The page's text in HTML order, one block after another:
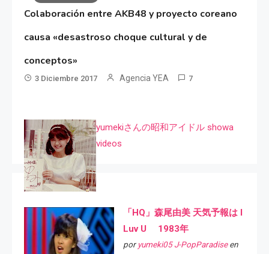
Colaboración entre AKB48 y proyecto coreano
causa «desastroso choque cultural y de
conceptos»
3 Diciembre 2017 Agencia YEA 7
yumekiさんの昭和アイドル showa
videos
「HQ」森尾由美 天気予報は I
Luv U 1983年
por yumeki05 J-PopParadiseen